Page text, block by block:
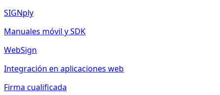
SIGNply
Manuales móvil y SDK
WebSign
Integración en aplicaciones web
Firma cualificada